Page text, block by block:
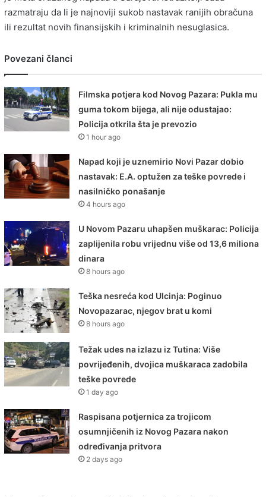
razmatraju da li je najnoviji sukob nastavak ranijih obračuna
ili rezultat novih finansijskih i kriminalnih nesuglasica.
Povezani članci
Filmska potjera kod Novog Pazara: Pukla mu
guma tokom bijega, ali nije odustajao:
Policija otkrila šta je prevozio
1 hour ago
Napad koji je uznemirio Novi Pazar dobio
nastavak: E.A. optužen za teške povrede i
nasilničko ponašanje
4 hours ago
U Novom Pazaru uhapšen muškarac: Policija
zaplijenila robu vrijednu više od 13,6 miliona
dinara
8 hours ago
Teška nesreća kod Ulcinja: Poginuo
Novopazarac, njegov brat u komi
8 hours ago
Težak udes na izlazu iz Tutina: Više
povrijeđenih, dvojica muškaraca zadobila
teške povrede
1 day ago
Raspisana potjernica za trojicom
osumnjičenih iz Novog Pazara nakon
određivanja pritvora
2 days ago